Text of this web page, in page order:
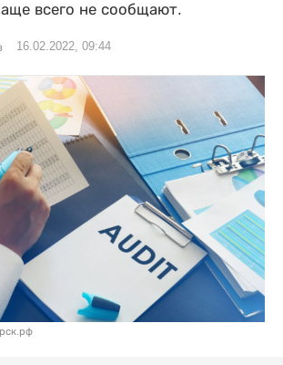
всего не сообщают.
16.02.2022, 09:44